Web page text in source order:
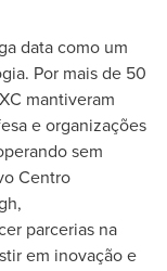
data como um
Por mais de 50
mantiveram
e organizações
sem
Centro
parcerias na
em inovação e